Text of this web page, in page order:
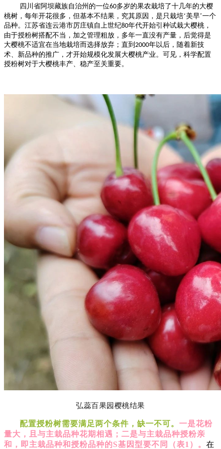
四川省阿坝藏族自治州的一位60多岁的果农栽培了十几年的大樱
桃树，每年开花很多，但基本不结果，究其原因，是只栽培‘美早’一个
品种。江苏省连云港市厉庄镇自上世纪80年代开始引种试栽大樱桃，
由于授粉树搭配不当，加之管理粗放，多年一直没有产量，后觉得是
大樱桃不适宜在当地栽培而选择放弃；直到 2000年以后，随着新技
术、新品种的推广，才开始规模化发展大樱桃产业。 可见，科学配置
授粉树对于大樱桃丰产、稳产至关重要。
弘蕊百果园樱桃结果
配置授粉树需要满足两个条件， 缺一不可。 一是花粉
量大，且与主栽品种花期相遇；二是与主栽品种授粉亲
和，即主栽品种和授粉品种的S基因型要不同（表1）。 在